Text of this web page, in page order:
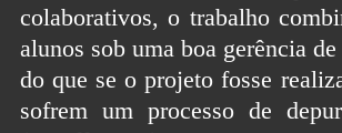
colaborativos, o trabalho
alunos sob uma boa gerência
do que se o projeto fosse
sofrem um processo de